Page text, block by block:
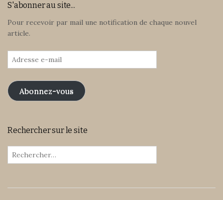
S'abonner au site...
Pour recevoir par mail une notification de chaque nouvel
article.
Adresse
e-
Abonnez-vous
Rechercher sur le site
Rechercher :